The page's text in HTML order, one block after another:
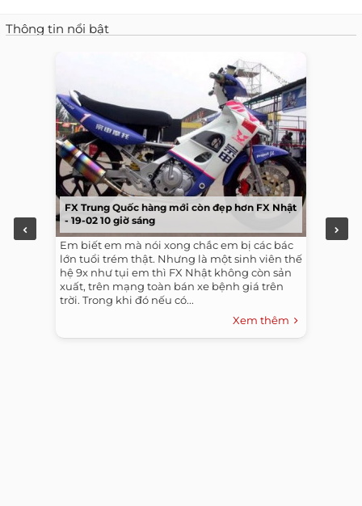
Thông tin nổi bật
FX Trung Quốc hàng mới còn đẹp hơn FX Nhật
- 19-02 10 giờ sáng
Em biết em mà nói xong chắc em bị các bác
lớn tuổi trém thật. Nhưng là một sinh viên thế
hệ 9x như tụi em thì FX Nhật không còn sản
xuất, trên mạng toàn bán xe bệnh giá trên
trời. Trong khi đó nếu có...
Xem thêm